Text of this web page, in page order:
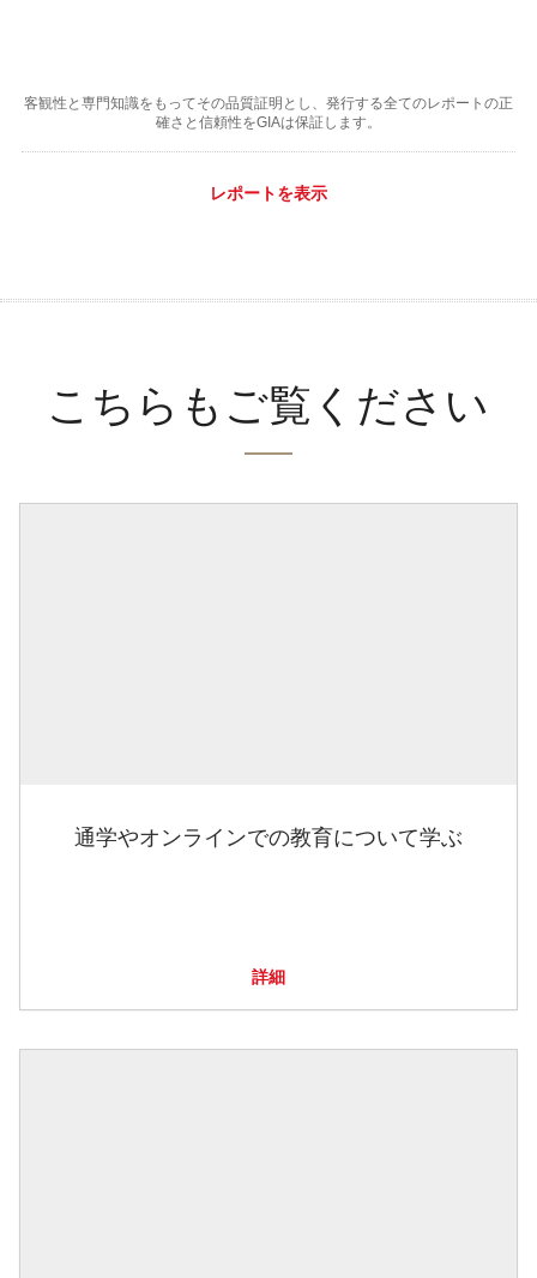
客観性と専門知識をもってその品質証明とし、発行する全てのレポートの正
確さと信頼性をGIAは保証します。
レポートを表示
こちらもご覧ください
通学やオンラインでの教育について学ぶ
詳細